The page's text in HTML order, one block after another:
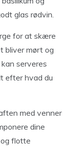
glas rødvin.
for at skære
bliver mørt og
serveres
efter hvad du
med venner
dine
flotte